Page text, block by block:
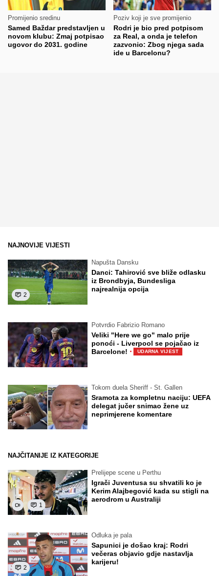
Promijenio sredinu
Samed Baždar predstavljen u
novom klubu: Zmaj potpisao
ugovor do 2031. godine
Poziv koji je sve promijenio
Rodri je bio pred potpisom
za Real, a onda je telefon
zazvonio: Zbog njega sada
ide u Barcelonu?
NAJNOVIJE VIJESTI
2
Napušta Dansku
Danci: Tahirović sve bliže odlasku
iz Brondbyja, Bundesliga
najrealnija opcija
Potvrdio Fabrizio Romano
Veliki "Here we go" malo prije
ponoći - Liverpool se pojačao iz
Barcelone! · UDARNA VIJEST
Tokom duela Sheriff - St. Gallen
Sramota za kompletnu naciju: UEFA
delegat jučer snimao žene uz
neprimjerene komentare
NAJČITANIJE IZ KATEGORIJE
1
Prelijepe scene u Perthu
Igrači Juventusa su shvatili ko je
Kerim Alajbegović kada su stigli na
aerodrom u Australiji
2
Odluka je pala
Sapunici je došao kraj: Rodri
večeras objavio gdje nastavlja
karijeru!